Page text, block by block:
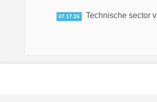
07.17.26 Technische sector